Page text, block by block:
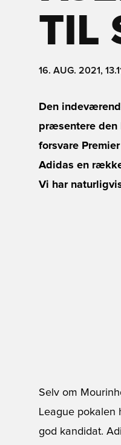
TIL
16. AUG. 2021, 13.11
Den
præsentere den
forsvare
Adidas en
Vi har
Selv om
League pokalen
god kandidat.